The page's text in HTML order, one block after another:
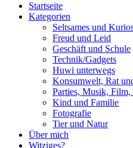
Startseite
Kategorien
Seltsames und
Freud und Leid
Geschäft und Schule
Technik/Gadgets
Huwi unterwegs
Konsumwelt, Rat
Parties, Musik,
Kind und Familie
Fotografie
Tier und Natur
Über mich
Witziges?